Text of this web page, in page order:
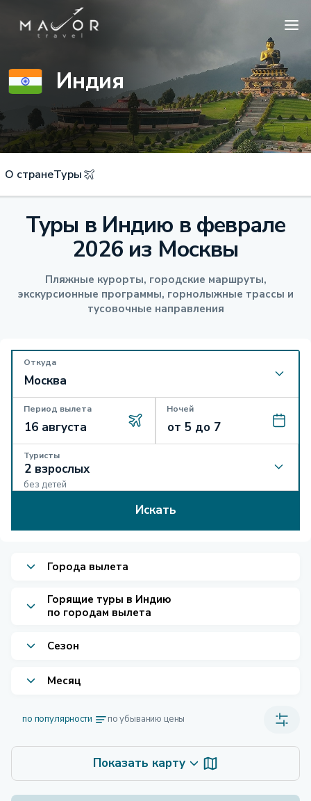
Индия
О странеТуры
Туры в Индию в феврале
2026 из Москвы
Пляжные курорты, городские маршруты,
экскурсионные программы, горнолыжные трассы и
тусовочные направления
Откуда
Период вылета Ночей
Туристы
без детей
Искать
Города вылета
Горящие туры в Индию
по городам вылета
Сезон
Месяц
по популярности по убыванию цены
Показать карту